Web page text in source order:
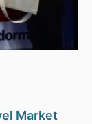
Market